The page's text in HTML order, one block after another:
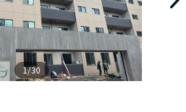
1/30